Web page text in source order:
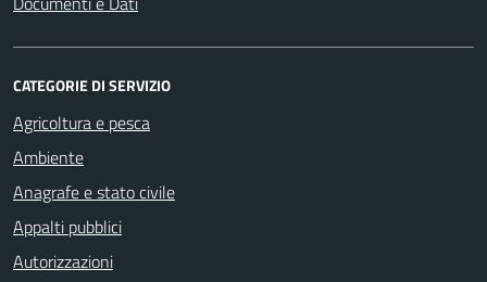
CATEGORIE DI SERVIZIO
Agricoltura e pesca
Ambiente
Anagrafe e stato civile
Appalti pubblici
Autorizzazioni